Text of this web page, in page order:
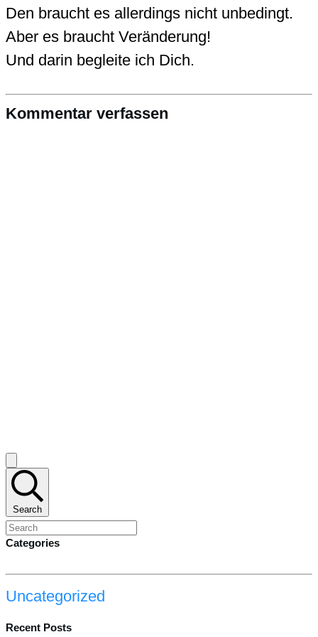
Den braucht es allerdings nicht unbedingt.
Aber es braucht Veränderung!
Und darin begleite ich Dich.
Kommentar verfassen
Search
Categories
Uncategorized
Recent Posts